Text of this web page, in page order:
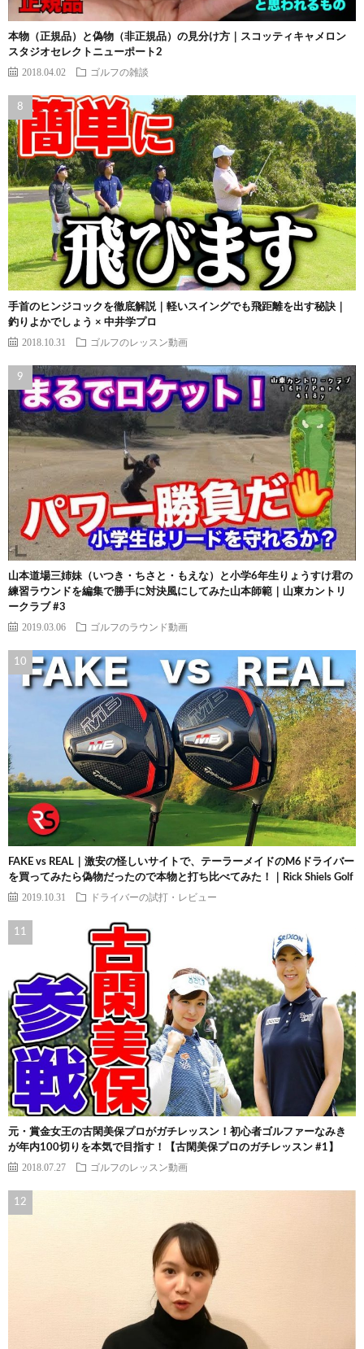
本物（正規品）と偽物（非正規品）の見分け方｜スコッティキャメロン
スタジオセレクトニューポート2
2018.04.02 ゴルフの雑談
手首のヒンジコックを徹底解説｜軽いスイングでも飛距離を出す秘訣｜
釣りよかでしょう × 中井学プロ
2018.10.31 ゴルフのレッスン動画
山本道場三姉妹（いつき・ちさと・もえな）と小学6年生りょうすけ君の
練習ラウンドを編集で勝手に対決風にしてみた山本師範｜山東カントリ
ークラブ #3
2019.03.06 ゴルフのラウンド動画
FAKE vs REAL｜激安の怪しいサイトで、テーラーメイドのM6ドライバー
を買ってみたら偽物だったので本物と打ち比べてみた！｜Rick Shiels Golf
2019.10.31 ドライバーの試打・レビュー
元・賞金女王の古閑美保プロがガチレッスン！初心者ゴルファーなみき
が年内100切りを本気で目指す！【古閑美保プロのガチレッスン #1】
2018.07.27 ゴルフのレッスン動画